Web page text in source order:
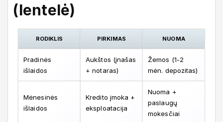
(lentelė)
RODIKLIS PIRKIMAS NUOMA
Pradinės
išlaidos
Aukštos (įnašas
+ notaras)
Žemos (1-2
mėn. depozitas)
Mėnesinės
išlaidos
Kredito įmoka +
eksploatacija
Nuoma +
paslaugų
mokesčiai